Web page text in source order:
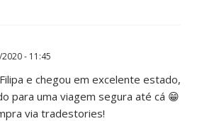
- 11:45
e chegou em excelente estado,
para uma viagem segura até cá 😁
via tradestories!